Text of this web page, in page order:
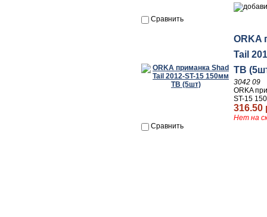
Сравнить
ORKA
Tail
TB
3042 09
ORKA
ST-15
316.50
Нет на
Сравнить